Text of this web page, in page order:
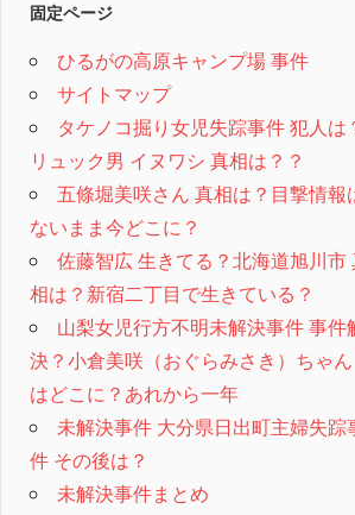
固定ページ
ひるがの高原キャンプ場 事件
サイトマップ
タケノコ掘り女児失踪事件 犯人は
リュック男 イヌワシ 真相は？？
五條堀美咲さん 真相は？目撃情報
ないまま今どこに？
佐藤智広 生きてる？北海道旭川市
相は？新宿二丁目で生きている？
山梨女児行方不明未解決事件 事件
決？小倉美咲（おぐらみさき）ちゃん
はどこに？あれから一年
未解決事件 大分県日出町主婦失踪
件 その後は？
未解決事件まとめ